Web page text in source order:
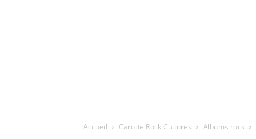
Accueil Carotte Rock Cultures Albums rock